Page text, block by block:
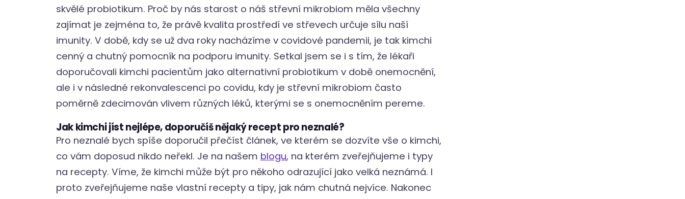
skvělé probiotikum. Proč by nás starost o náš střevní mikrobiom měla všechny
zajímat je zejména to, že právě kvalita prostředí ve střevech určuje sílu naší
imunity. V době, kdy se už dva roky nacházíme v covidové pandemii, je tak kimchi
cenný a chutný pomocník na podporu imunity. Setkal jsem se i s tím, že lékaři
doporučovali kimchi pacientům jako alternativní probiotikum v době onemocnění,
ale i v následné rekonvalescenci po covidu, kdy je střevní mikrobiom často
poměrně zdecimován vlivem různých léků, kterými se s onemocněním pereme.
Jak kimchi jíst nejlépe, doporučíš nějaký recept pro neznalé?
Pro neznalé bych spíše doporučil přečíst článek, ve kterém se dozvíte vše o kimchi,
co vám doposud nikdo neřekl. Je na našem blogu, na kterém zveřejňujeme i typy
na recepty. Víme, že kimchi může být pro někoho odrazující jako velká neznámá. I
proto zveřejňujeme naše vlastní recepty a tipy, jak nám chutná nejvíce. Nakonec